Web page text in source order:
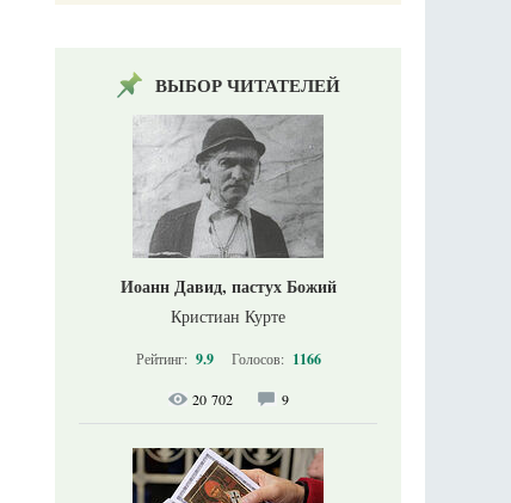
ВЫБОР ЧИТАТЕЛЕЙ
Иоанн Давид, пастух Божий
Кристиан Курте
Рейтинг: 9.9 Голосов: 1166
20 702 9